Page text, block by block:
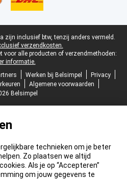
zijn inclusief btw, tenzij anders vermeld.
verzendkosten.
voor alle producten of verzendmethoden:
informatie.
Werken bij Belsimpel
Privacy
Algemene voorwaarden
Belsimpel
technieken om je beter
Zo plaatsen we altijd
Als je op “Accepteren”
om jouw gegevens te